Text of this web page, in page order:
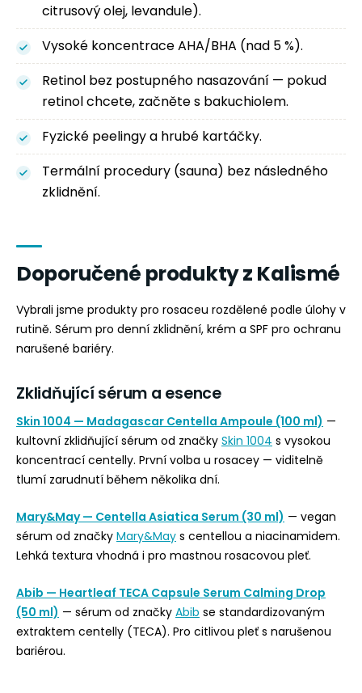
citrusový olej, levandule).
Vysoké koncentrace AHA/BHA (nad 5 %).
Retinol bez postupného nasazování — pokud
retinol chcete, začněte s bakuchiolem.
Fyzické peelingy a hrubé kartáčky.
Termální procedury (sauna) bez následného
zklidnění.
Doporučené produkty z Kalismé
Vybrali jsme produkty pro rosaceu rozdělené podle úlohy v
rutině. Sérum pro denní zklidnění, krém a SPF pro ochranu
narušené bariéry.
Zklidňující sérum a esence
Skin 1004 — Madagascar Centella Ampoule (100 ml) —
kultovní zklidňující sérum od značky Skin 1004 s vysokou
koncentrací centelly. První volba u rosacey — viditelně
tlumí zarudnutí během několika dní.
Mary&May — Centella Asiatica Serum (30 ml) — vegan
sérum od značky Mary&May s centellou a niacinamidem.
Lehká textura vhodná i pro mastnou rosacovou pleť.
Abib — Heartleaf TECA Capsule Serum Calming Drop
(50 ml) — sérum od značky Abib se standardizovaným
extraktem centelly (TECA). Pro citlivou pleť s narušenou
bariérou.